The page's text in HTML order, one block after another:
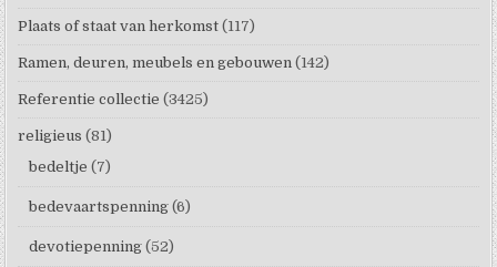
Plaats of staat van herkomst (117)
Ramen, deuren, meubels en gebouwen (142)
Referentie collectie (3425)
religieus (81)
bedeltje (7)
bedevaartspenning (6)
devotiepenning (52)